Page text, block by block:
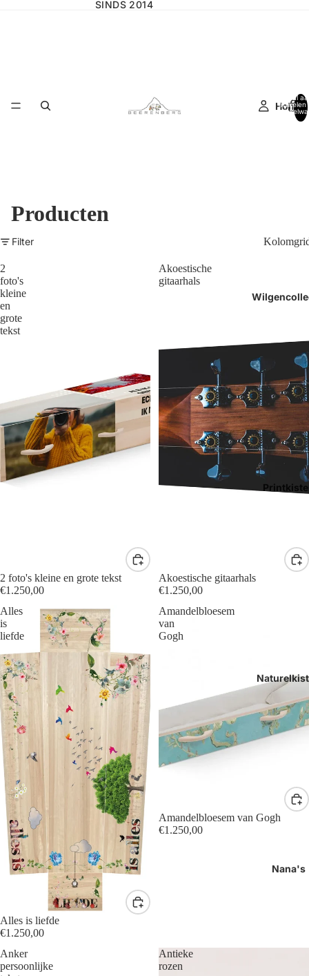
SINDS 2014
Home
Nana's
Totaal
artikelen
Producten
Filter
2
foto's
kleine
en
grote
tekst
2 foto's kleine en grote tekst
€1.250,00
Akoestische
gitaarhals
Akoestische gitaarhals
€1.250,00
Alles
is
liefde
Alles is liefde
€1.250,00
Amandelbloesem
van
Gogh
Amandelbloesem van Gogh
€1.250,00
Anker
persoonlijke
Antieke
rozen